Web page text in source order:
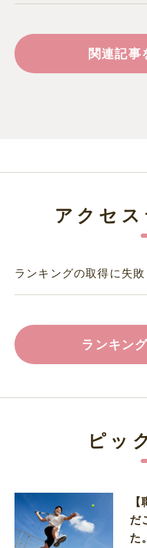
関連記事
アクセ
ランキングの取得に失敗
ランキン
ピッ
だ
た